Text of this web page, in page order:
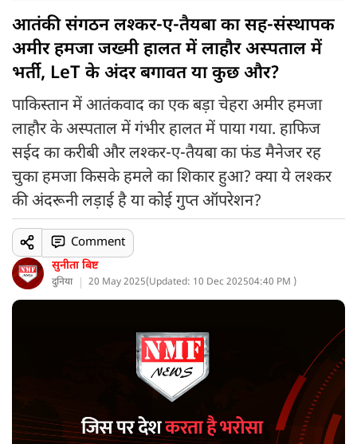
आतंकी संगठन लश्कर-ए-तैयबा का सह-संस्थापक
अमीर हमजा जख्मी हालत में लाहौर अस्पताल में
भर्ती, LeT के अंदर बगावत या कुछ और?
पाकिस्तान में आतंकवाद का एक बड़ा चेहरा अमीर हमजा
लाहौर के अस्पताल में गंभीर हालत में पाया गया. हाफिज
सईद का करीबी और लश्कर-ए-तैयबा का फंड मैनेजर रह
चुका हमजा किसके हमले का शिकार हुआ? क्या ये लश्कर
की अंदरूनी लड़ाई है या कोई गुप्त ऑपरेशन?
सुनीता बिष्ट
दुनिया 20 May 2025(Updated: 10 Dec 202504:40 PM )
Comment